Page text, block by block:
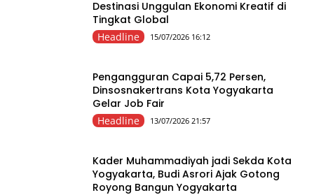
Destinasi Unggulan Ekonomi Kreatif di
Tingkat Global
Headline 15/07/2026 16:12
Pengangguran Capai 5,72 Persen,
Dinsosnakertrans Kota Yogyakarta
Gelar Job Fair
Headline 13/07/2026 21:57
Kader Muhammadiyah jadi Sekda Kota
Yogyakarta, Budi Asrori Ajak Gotong
Royong Bangun Yogyakarta